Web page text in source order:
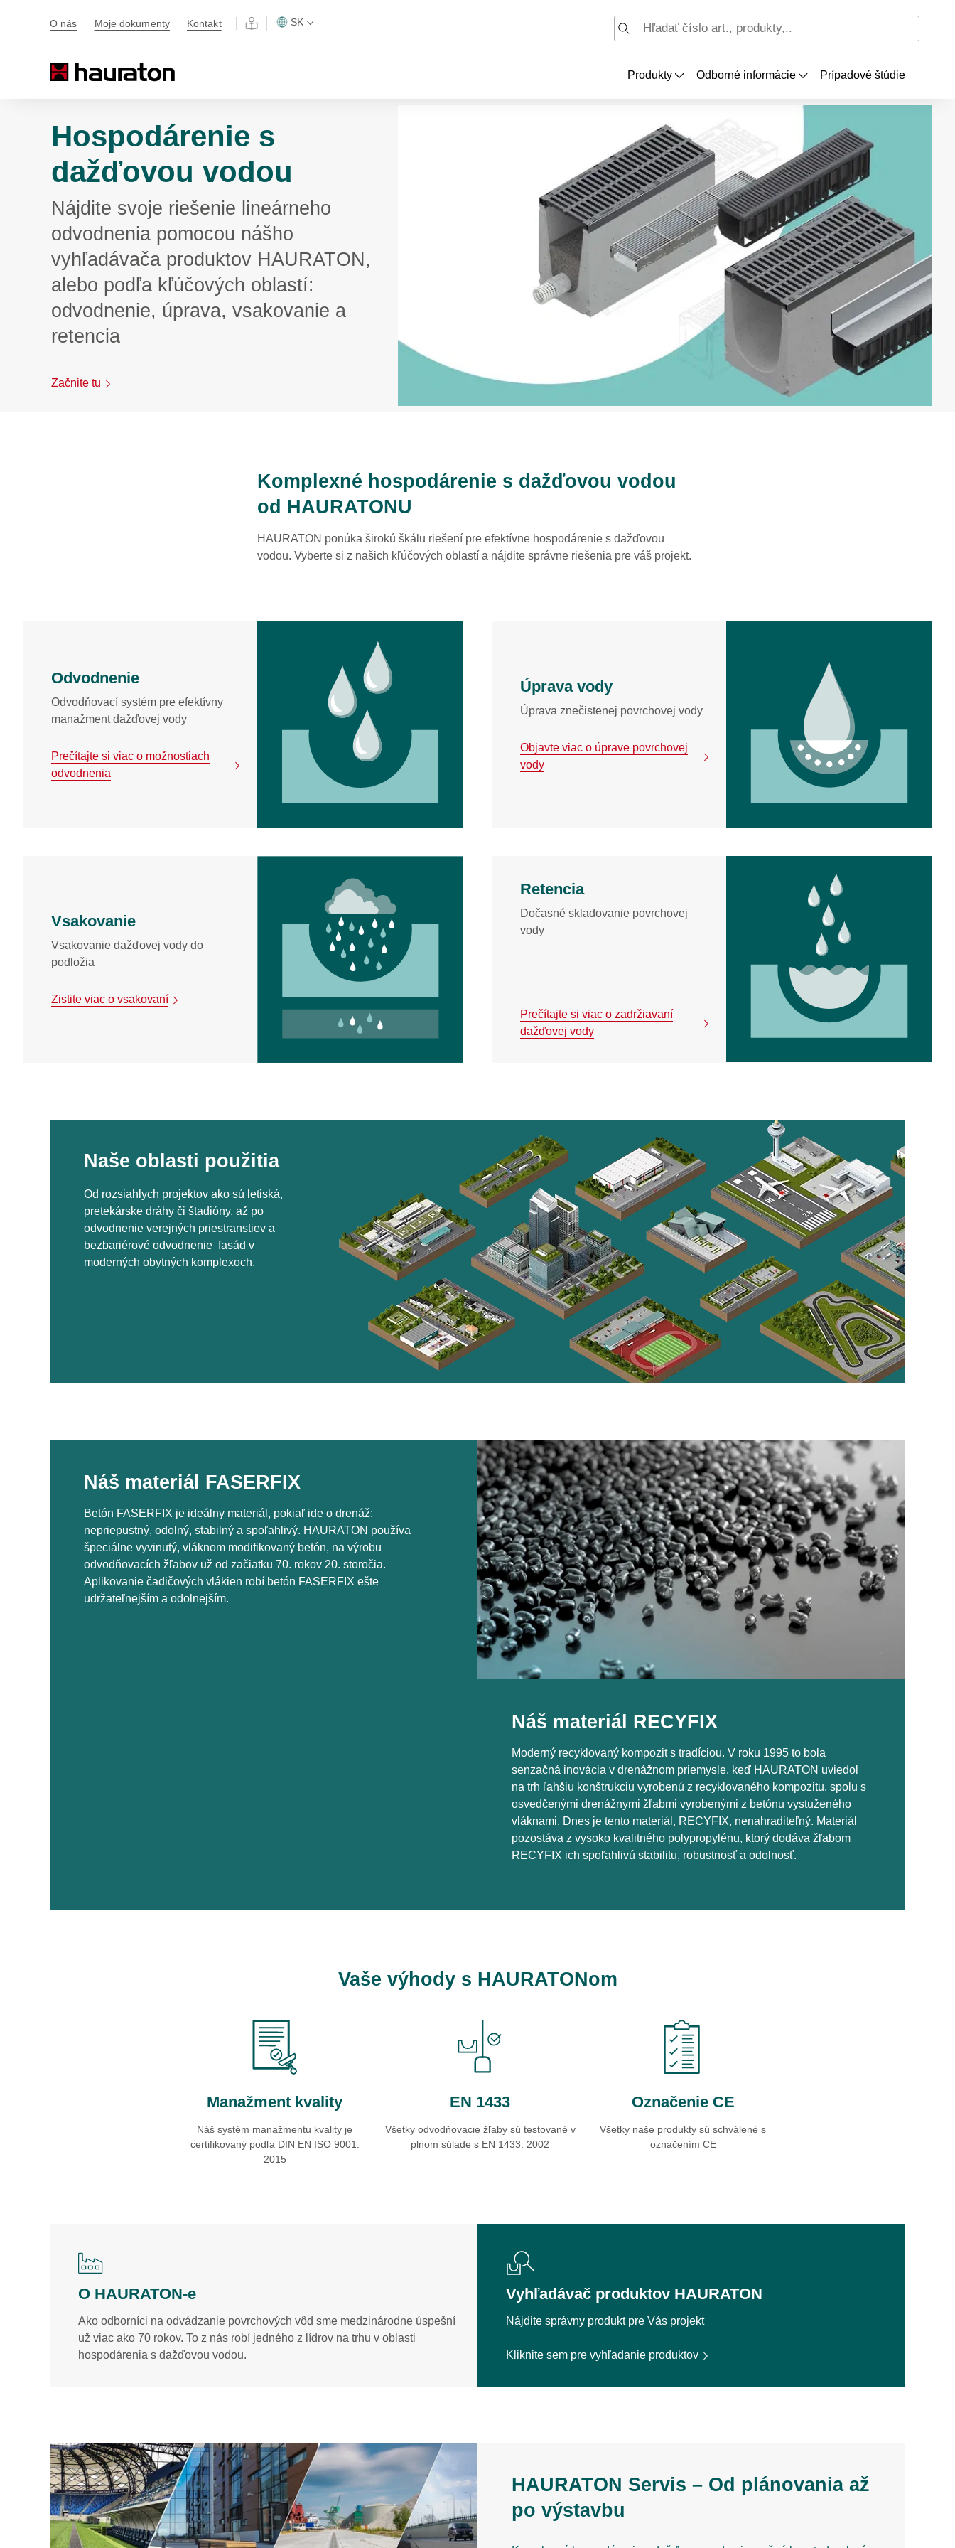
O nás Moje dokumenty Kontakt SK
Produkty Odborné informácie Prípadové štúdie
Hospodárenie s
dažďovou vodou
Nájdite svoje riešenie lineárneho
odvodnenia pomocou nášho
vyhľadávača produktov HAURATON,
alebo podľa kľúčových oblastí:
odvodnenie, úprava, vsakovanie a
retencia
Začnite tu
Komplexné hospodárenie s dažďovou vodou
od HAURATONU
HAURATON ponúka širokú škálu riešení pre efektívne hospodárenie s dažďovou
vodou. Vyberte si z našich kľúčových oblastí a nájdite správne riešenia pre váš projekt.
Odvodnenie
Odvodňovací systém pre efektívny
manažment dažďovej vody
Prečítajte si viac o možnostiach
odvodnenia
Úprava vody
Úprava znečistenej povrchovej vody
Objavte viac o úprave povrchovej
vody
Vsakovanie
Vsakovanie dažďovej vody do
podložia
Zistite viac o vsakovaní
Retencia
Dočasné skladovanie povrchovej
vody
Prečítajte si viac o zadržiavaní
dažďovej vody
Naše oblasti použitia
Od rozsiahlych projektov ako sú letiská,
pretekárske dráhy či štadióny, až po
odvodnenie verejných priestranstiev a
bezbariérové odvodnenie fasád v
moderných obytných komplexoch.
Náš materiál FASERFIX
Betón FASERFIX je ideálny materiál, pokiaľ ide o drenáž:
nepriepustný, odolný, stabilný a spoľahlivý. HAURATON používa
špeciálne vyvinutý, vláknom modifikovaný betón, na výrobu
odvodňovacích žľabov už od začiatku 70. rokov 20. storočia.
Aplikovanie čadičových vlákien robí betón FASERFIX ešte
udržateľnejším a odolnejším.
Náš materiál RECYFIX
Moderný recyklovaný kompozit s tradíciou. V roku 1995 to bola
senzačná inovácia v drenážnom priemysle, keď HAURATON uviedol
na trh ľahšiu konštrukciu vyrobenú z recyklovaného kompozitu, spolu s
osvedčenými drenážnymi žľabmi vyrobenými z betónu vystuženého
vláknami. Dnes je tento materiál, RECYFIX, nenahraditeľný. Materiál
pozostáva z vysoko kvalitného polypropylénu, ktorý dodáva žľabom
RECYFIX ich spoľahlivú stabilitu, robustnosť a odolnosť.
Vaše výhody s HAURATONom
Manažment kvality
Náš systém manažmentu kvality je
certifikovaný podľa DIN EN ISO 9001:
2015
EN 1433
Všetky odvodňovacie žľaby sú testované v
plnom súlade s EN 1433: 2002
Označenie CE
Všetky naše produkty sú schválené s
označením CE
O HAURATON-e
Ako odborníci na odvádzanie povrchových vôd sme medzinárodne úspešní
už viac ako 70 rokov. To z nás robí jedného z lídrov na trhu v oblasti
hospodárenia s dažďovou vodou.
Vyhľadávač produktov HAURATON
Nájdite správny produkt pre Vás projekt
Kliknite sem pre vyhľadanie produktov
HAURATON Servis – Od plánovania až
po výstavbu